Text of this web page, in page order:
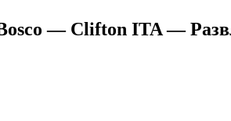
— Clifton ITA —